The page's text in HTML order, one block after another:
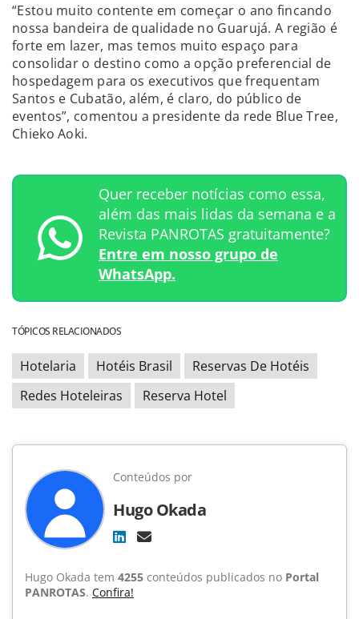
“Estou muito contente em começar o ano fincando
nossa bandeira de qualidade no Guarujá. A região é
forte em lazer, mas temos muito espaço para
consolidar o destino como a opção preferencial de
hospedagem para os executivos que frequentam
Santos e Cubatão, além, é claro, do público de
eventos”, comentou a presidente da rede Blue Tree,
Chieko Aoki.
Quer receber notícias como essa,
além das mais lidas da semana e a
Revista PANROTAS gratuitamente?
Entre em nosso grupo de
WhatsApp.
TÓPICOS RELACIONADOS
Hotelaria Hotéis Brasil
Reservas De Hotéis
Redes Hoteleiras
Reserva Hotel
Conteúdos por
Hugo Okada
Hugo Okada tem 4255 conteúdos publicados no Portal
PANROTAS. Confira!